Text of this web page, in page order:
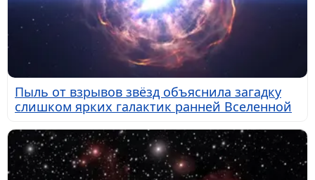
Пыль от взрывов звёзд объяснила загадку
слишком ярких галактик ранней Вселенной